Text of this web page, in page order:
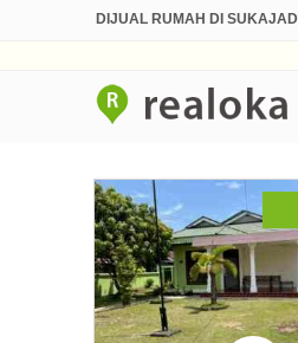
DIJUAL RUMAH DI SUKAJADI